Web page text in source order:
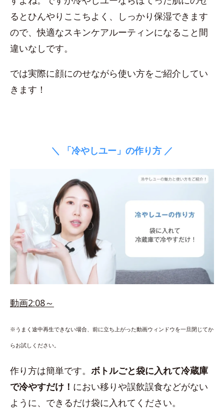
るとひんやりここちよく、しっかり保湿できます
ので、快適なスキンケアルーティンになること間
違いなしです。
では実際に顔にのせながら使い方をご紹介してい
きます！
＼ 「冷やしユー」の作り方 ／
動画2:08～
※うまく途中再生できない場合、前に立ち上がった動画ウィンドウを一旦閉じてか
らお試しください。
作り方は簡単です。 ボトルごと袋に入れて冷蔵庫
で冷やすだけ！ におい移りや誤飲誤食などがない
ように、できるだけ袋に入れてください。